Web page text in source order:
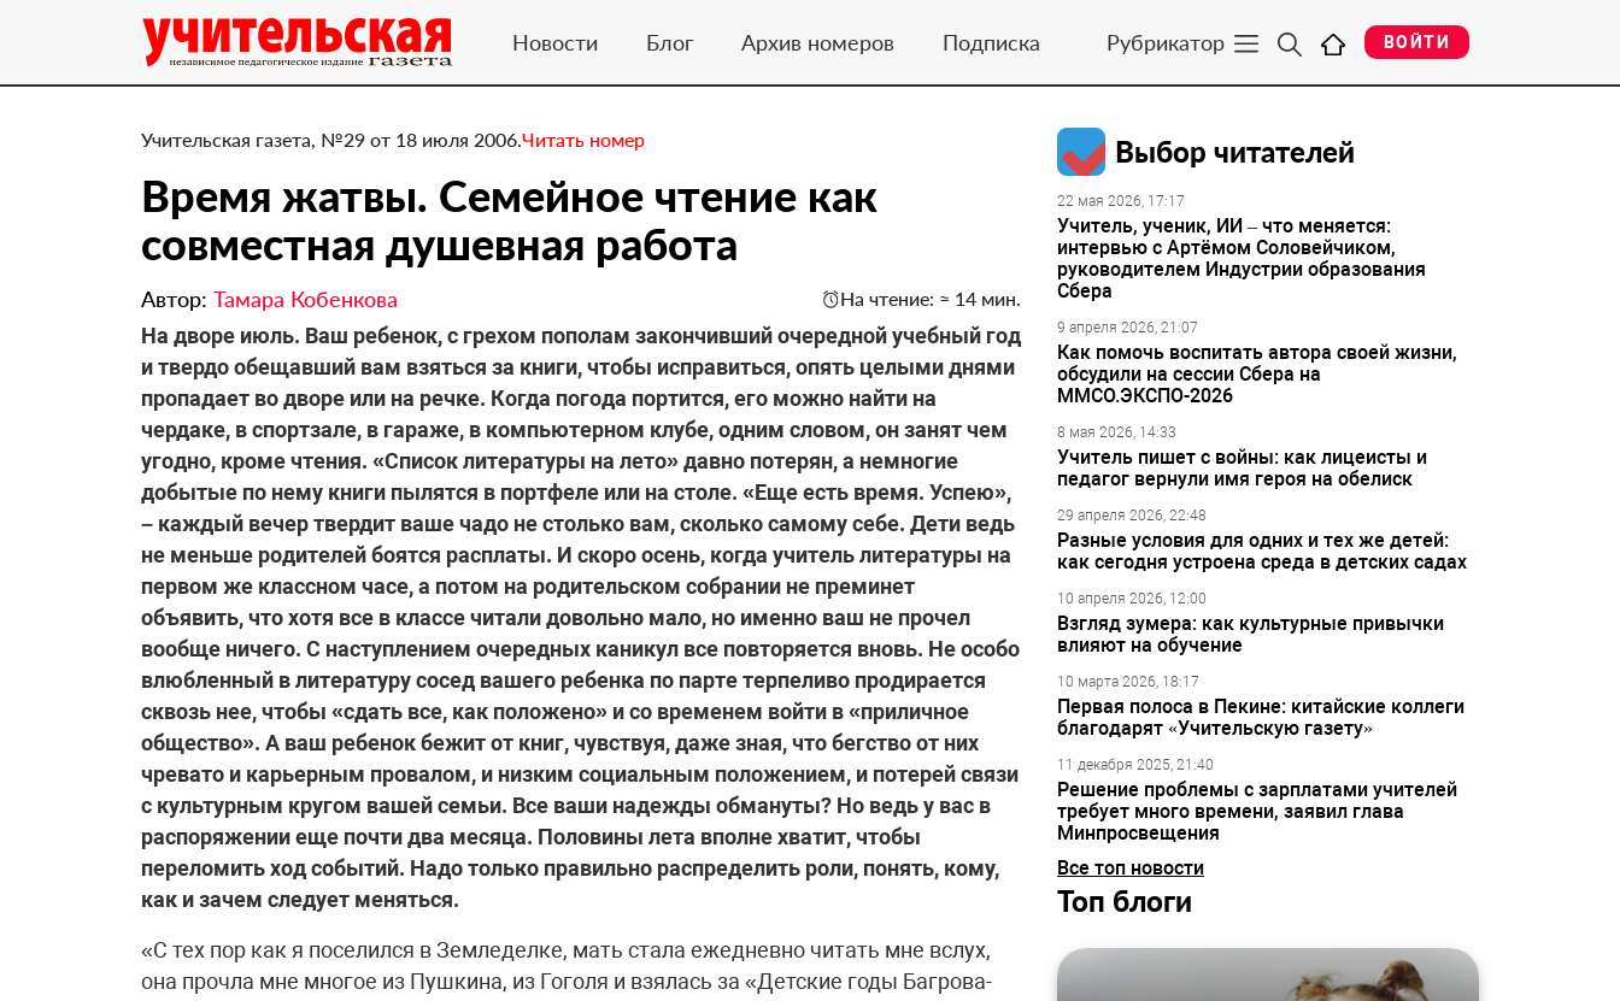
Новости Блог Архив номеров Подписка Рубрикатор ВОЙТИ
Учительская газета, №29 от 18 июля 2006.Читать номер
Время жатвы. Семейное чтение как
совместная душевная работа
Автор: Тамара Кобенкова На чтение: ≈ 14 мин.
На дворе июль. Ваш ребенок, с грехом пополам закончивший очередной учебный год
и твердо обещавший вам взяться за книги, чтобы исправиться, опять целыми днями
пропадает во дворе или на речке. Когда погода портится, его можно найти на
чердаке, в спортзале, в гараже, в компьютерном клубе, одним словом, он занят чем
угодно, кроме чтения. «Список литературы на лето» давно потерян, а немногие
добытые по нему книги пылятся в портфеле или на столе. «Еще есть время. Успею»,
– каждый вечер твердит ваше чадо не столько вам, сколько самому себе. Дети ведь
не меньше родителей боятся расплаты. И скоро осень, когда учитель литературы на
первом же классном часе, а потом на родительском собрании не преминет
объявить, что хотя все в классе читали довольно мало, но именно ваш не прочел
вообще ничего. С наступлением очередных каникул все повторяется вновь. Не особо
влюбленный в литературу сосед вашего ребенка по парте терпеливо продирается
сквозь нее, чтобы «сдать все, как положено» и со временем войти в «приличное
общество». А ваш ребенок бежит от книг, чувствуя, даже зная, что бегство от них
чревато и карьерным провалом, и низким социальным положением, и потерей связи
с культурным кругом вашей семьи. Все ваши надежды обмануты? Но ведь у вас в
распоряжении еще почти два месяца. Половины лета вполне хватит, чтобы
переломить ход событий. Надо только правильно распределить роли, понять, кому,
как и зачем следует меняться.
«С тех пор как я поселился в Земледелке, мать стала ежедневно читать мне вслух,
она прочла мне многое из Пушкина, из Гоголя и взялась за «Детские годы Багрова-
Выбор читателей
22 мая 2026, 17:17
Учитель, ученик, ИИ – что меняется:
интервью с Артёмом Соловейчиком,
руководителем Индустрии образования
Сбера
9 апреля 2026, 21:07
Как помочь воспитать автора своей жизни,
обсудили на сессии Сбера на
ММСО.ЭКСПО-2026
8 мая 2026, 14:33
Учитель пишет с войны: как лицеисты и
педагог вернули имя героя на обелиск
29 апреля 2026, 22:48
Разные условия для одних и тех же детей:
как сегодня устроена среда в детских садах
10 апреля 2026, 12:00
Взгляд зумера: как культурные привычки
влияют на обучение
10 марта 2026, 18:17
Первая полоса в Пекине: китайские коллеги
благодарят «Учительскую газету»
11 декабря 2025, 21:40
Решение проблемы с зарплатами учителей
требует много времени, заявил глава
Минпросвещения
Все топ новости
Топ блоги